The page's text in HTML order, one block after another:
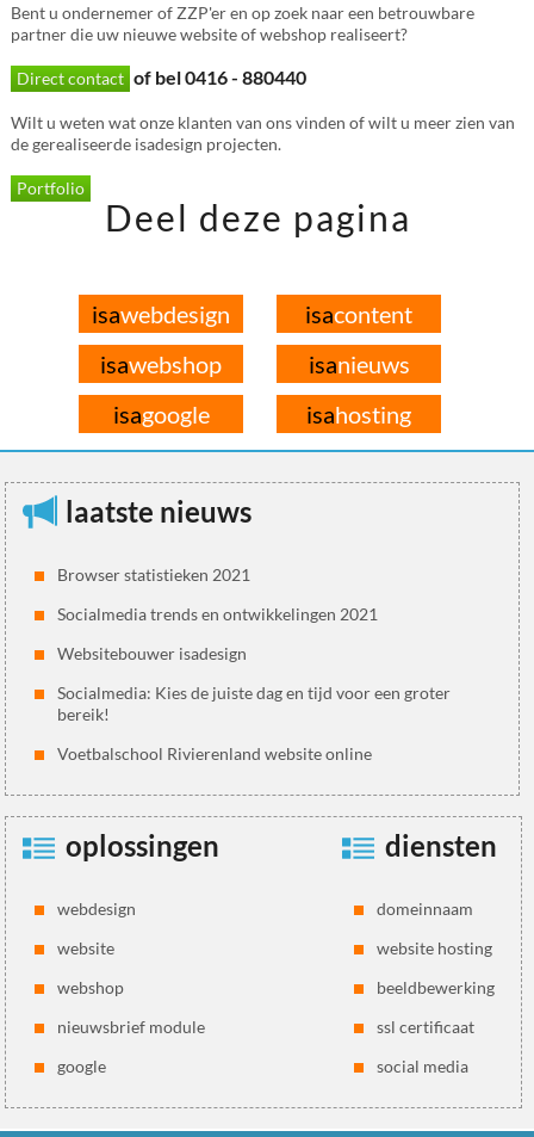
Bent u ondernemer of ZZP'er en op zoek naar een betrouwbare
partner die uw nieuwe website of webshop realiseert?
Direct contact of bel 0416 - 880440
Wilt u weten wat onze klanten van ons vinden of wilt u meer zien van
de gerealiseerde isadesign projecten.
Portfolio
Deel deze pagina
isawebdesign isacontent
isawebshop isanieuws
isagoogle isahosting
laatste nieuws
Browser statistieken 2021
Socialmedia trends en ontwikkelingen 2021
Websitebouwer isadesign
Socialmedia: Kies de juiste dag en tijd voor een groter
bereik!
Voetbalschool Rivierenland website online
oplossingen
webdesign
website
webshop
nieuwsbrief module
google
diensten
domeinnaam
website hosting
beeldbewerking
ssl certificaat
social media